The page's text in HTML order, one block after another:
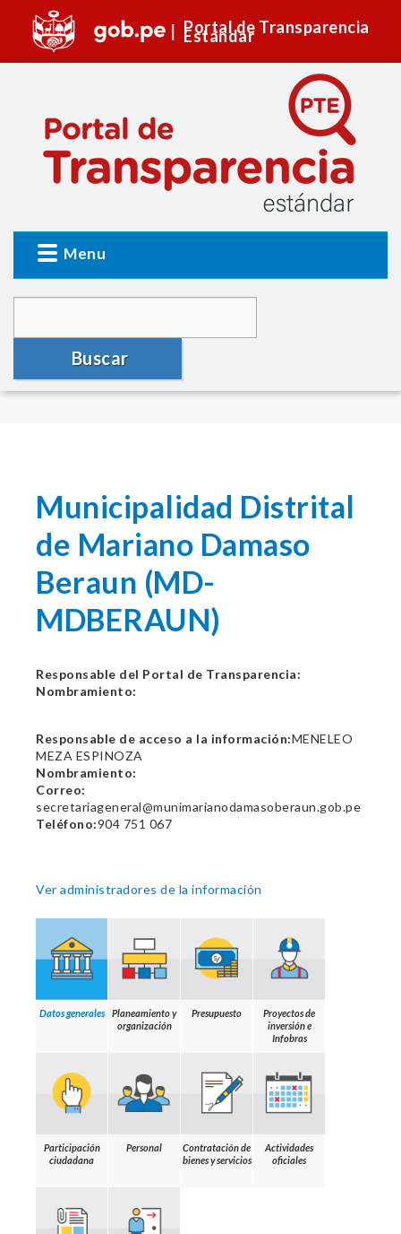
Portal de Transparencia
Estándar
Menu
Buscar
Municipalidad Distrital
de Mariano Damaso
Beraun (MD-
MDBERAUN)
Responsable del Portal de Transparencia:
Nombramiento:
Responsable de acceso a la información:MENELEO
MEZA ESPINOZA
Nombramiento:
Correo:
secretariageneral@munimarianodamasoberaun.gob.pe
Teléfono:904 751 067
Ver administradores de la información
Datos generales
Planeamiento y
organización
Presupuesto
Proyectos de
inversión e
Infobras
Participación
ciudadana
Personal
Contratación de
bienes y servicios
Actividades
oficiales